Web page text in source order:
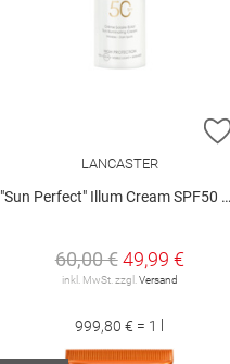
LANCASTER
"Sun Perfect" Illum Cream SPF50 50 ml
60,00 € 49,99 €
inkl. MwSt. zzgl. Versand
999,80 € = 1 l